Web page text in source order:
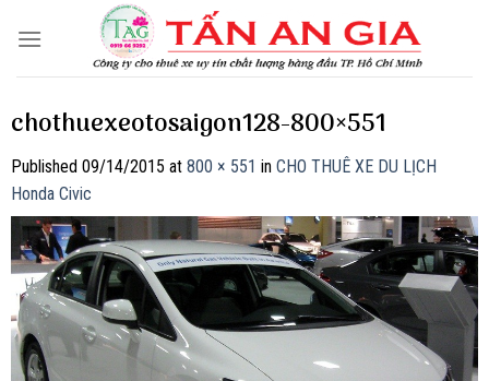
chothuexeotosaigon128-800×551
Published 09/14/2015 at 800 × 551 in CHO THUÊ XE DU LỊCH
Honda Civic